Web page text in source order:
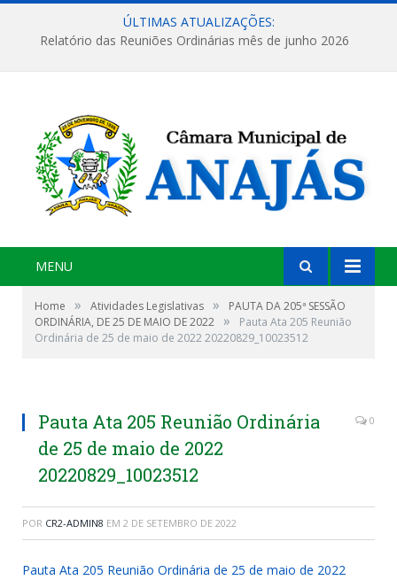
ÚLTIMAS ATUALIZAÇÕES:
Relatório das Reuniões Ordinárias mês de junho 2026
MENU
Home » Atividades Legislativas »
PAUTA DA 205ª SESSÃO
ORDINÁRIA, DE 25 DE MAIO DE 2022 »
Pauta Ata 205 Reunião
Ordinária de 25 de maio de 2022 20220829_10023512
Pauta Ata 205 Reunião Ordinária
de 25 de maio de 2022
20220829_10023512
0
POR CR2-ADMIN8 EM 2 DE SETEMBRO DE 2022
Pauta Ata 205 Reunião Ordinária de 25 de maio de 2022